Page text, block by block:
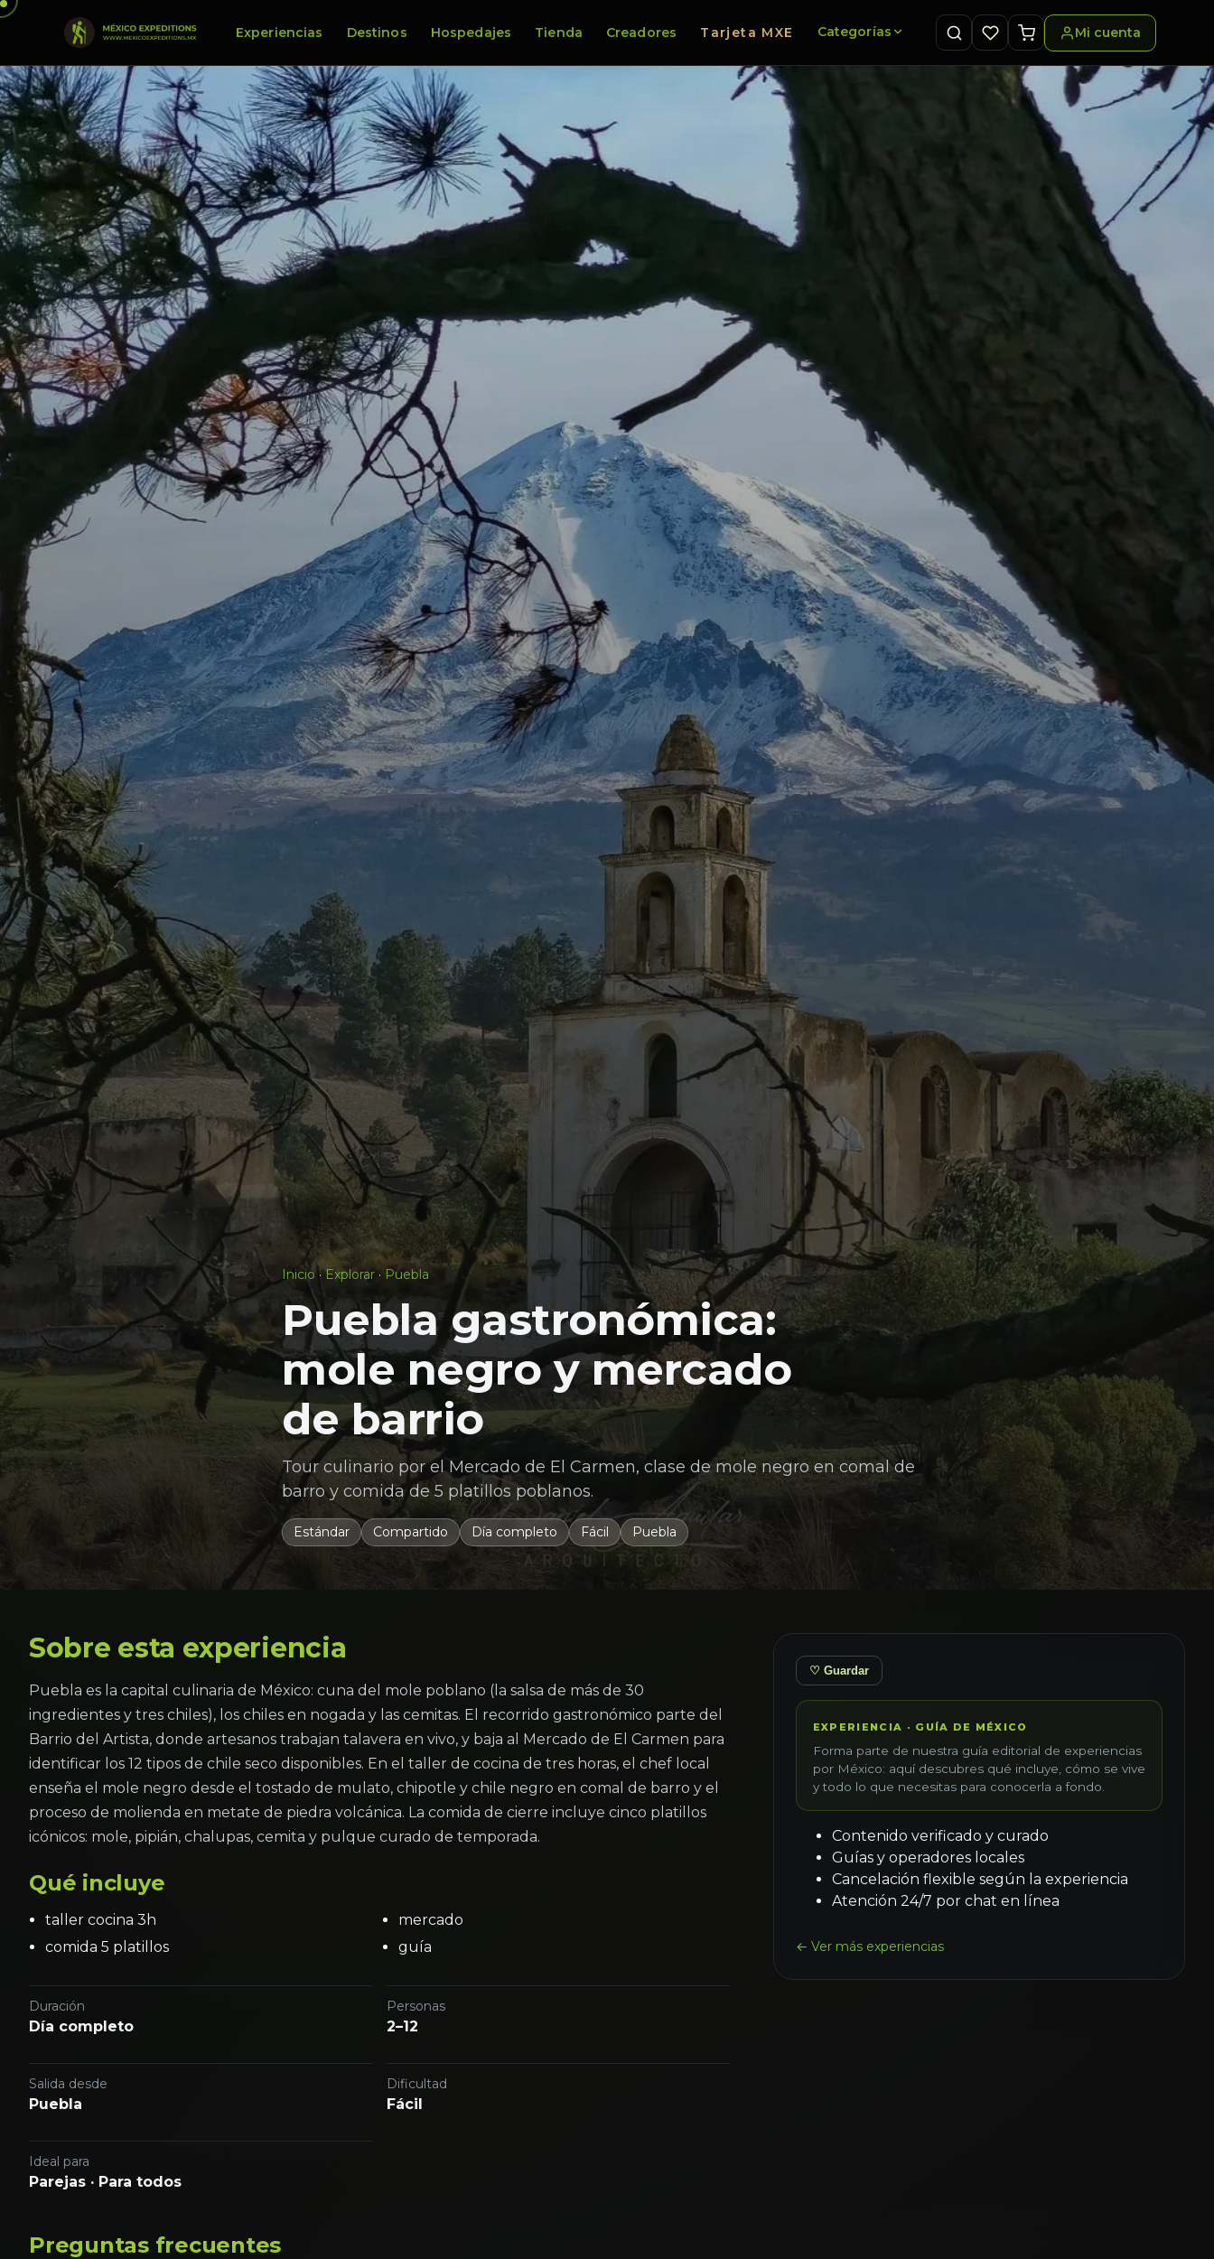
Experiencias Destinos Hospedajes Tienda Creadores Tarjeta MXE Categorías Mi cuenta
Inicio ·Explorar · Puebla
Puebla gastronómica:
mole negro y mercado
de barrio
Tour culinario por el Mercado de El Carmen, clase de mole negro en comal de
barro y comida de 5 platillos poblanos.
Estándar Compartido Día completo Fácil Puebla
Sobre esta experiencia
Puebla es la capital culinaria de México: cuna del mole poblano (la salsa de más de 30
ingredientes y tres chiles), los chiles en nogada y las cemitas. El recorrido gastronómico parte del
Barrio del Artista, donde artesanos trabajan talavera en vivo, y baja al Mercado de El Carmen para
identificar los 12 tipos de chile seco disponibles. En el taller de cocina de tres horas, el chef local
enseña el mole negro desde el tostado de mulato, chipotle y chile negro en comal de barro y el
proceso de molienda en metate de piedra volcánica. La comida de cierre incluye cinco platillos
icónicos: mole, pipián, chalupas, cemita y pulque curado de temporada.
Qué incluye
taller cocina 3h
comida 5 platillos
mercado
guía
Duración
Día completo
Personas
2–12
Salida desde
Puebla
Dificultad
Fácil
Ideal para
Parejas · Para todos
Preguntas frecuentes
♡ Guardar
EXPERIENCIA · GUÍA DE MÉXICO
Forma parte de nuestra guía editorial de experiencias
por México: aquí descubres qué incluye, cómo se vive
y todo lo que necesitas para conocerla a fondo.
Contenido verificado y curado
Guías y operadores locales
Cancelación flexible según la experiencia
Atención 24/7 por chat en línea
← Ver más experiencias